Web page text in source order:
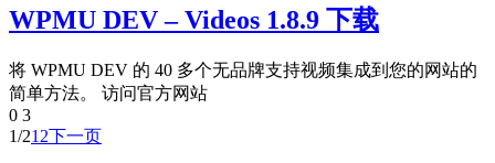
WPMU DEV – Videos 1.8.9 下载
将 WPMU DEV 的 40 多个无品牌支持视频集成到您的网站的
简单方法。 访问官方网站
0 3
1/21 2下一页